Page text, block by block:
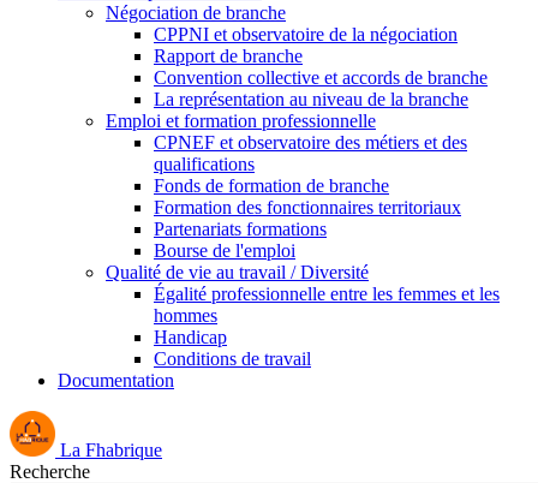
Négociation de branche
CPPNI et observatoire de la négociation
Rapport de branche
Convention collective et accords de branche
La représentation au niveau de la branche
Emploi et formation professionnelle
CPNEF et observatoire des métiers et des
qualifications
Fonds de formation de branche
Formation des fonctionnaires territoriaux
Partenariats formations
Bourse de l'emploi
Qualité de vie au travail / Diversité
Égalité professionnelle entre les femmes et les
hommes
Handicap
Conditions de travail
Documentation
La Fhabrique
Recherche